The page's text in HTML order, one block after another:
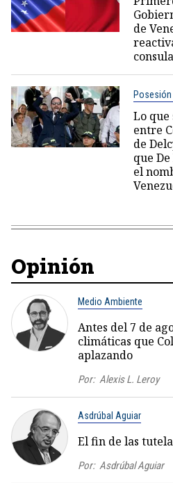
de
Lo que
entre
de
que
el
Opinión
Medio Ambiente
Antes del 7 de
climáticas que
aplazando
Por: Alexis L. Leroy
Asdrúbal Aguiar
El fin de las
Por: Asdrúbal Aguiar